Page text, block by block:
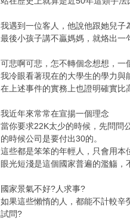
我遇到一位客人，他說他跟她兒子
最後小孩子講不贏媽媽，就烙出
可悲啊可悲，怎不轉個念想想，
我冷眼看著現在的大學生的學力與
在上述事件的實務上也證明確實比
我近年來常常在宣揚一個理念
當你要求22K太少的時候，先問問
的時候公司是要付出30的。
這些都是笨笨的年輕人，只會用本
眼光短淺是這個國家普遍的濫觴，
國家景氣不好?人求事?
如果這些懶惰的人，都能不計較
試問?